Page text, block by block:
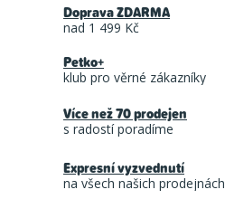
Doprava ZDARMA
nad 1 499 Kč
Petko+
klub pro věrné zákazníky
Více než 70 prodejen
s radostí poradíme
Expresní vyzvednutí
na všech našich prodejnách